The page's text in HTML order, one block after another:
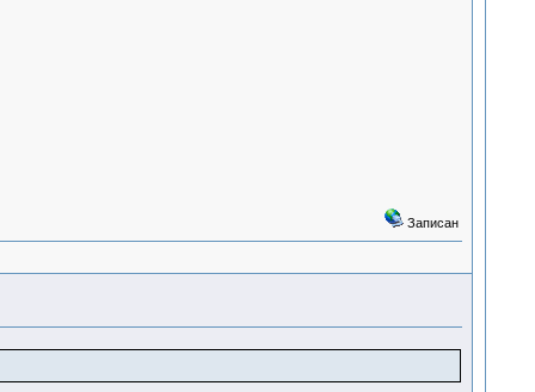
Записан